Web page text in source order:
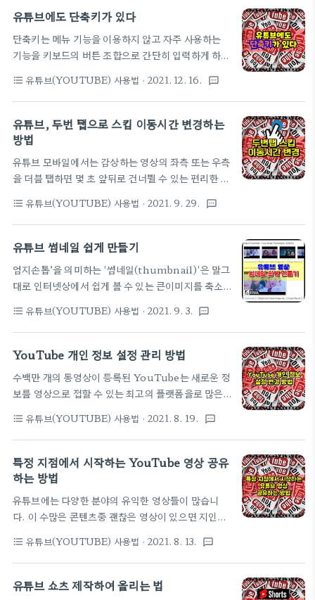
장을 중단하고 관리하는 방법 B.안드로이드 유튜브
앱에서 1. 시청기록 삭제하기 2...
메뉴 아래에서 선택한 채널의 동영상만 리스트 되며,
상 탭으로 이동하여 유사한 목록을 보는 것보다 매우
편리합니다. 또한, 선택된 채널의 프로필을 포함한 좀
더 다양한 채널의 정보를 보려면 선택한 채널의 동영
메뉴 우측의 '전체'를 선택하면 내가 구독하는 모든 채
널의 목록이 나타나며 이 목록들은 ..
유튜브에도 단축키가 있다
단축키는 메뉴 기능을 이용하지 않고 자주 사용하는
기능을 키보드의 버튼 조합으로 간단히 입력하게 하여
가 복사와 붙이기를 실행하는 Ctrl+C, Ctrl+V 입니
다. 이러한 단축키는 Ctrl+C, Ctrl+V 처럼 윈도우
환경의 모든 프로그램에 영향을 주는 것부터 프로그램
별로 별도로 지정된 단축키까지 다양한 방법으로 사용
주 이용하는 유튜브에서도 단축키를 활용하면 보다 효
과적인 콘텐츠 사용이 가능하답니다. 오늘은 유튜브
에서 사용가능한 단축키 리스트를 알려드립니다. 구
P(SHIFT+p) 다음 동영상 N(SHIFT+..
format_list_bulleted 유튜브(YOUTUBE) 사용법 · 2021. 12. 16. textsms
유튜브, 두번 탭으로 스킵 이동시간 변경하는
방법
유튜브 모바일에서는 감상하는 영상의 좌측 또는 우측
을 더블 탭하면 몇 초 앞뒤로 건너뛸 수 있는 편리한 기
상의 좌측을 더블탭하면 앞으로 10초 이동, 우측을 더
블탭하면 뒤로 10초 이동이 가능한데요. 이렇게 한번
에 건너 뛸 수 있는 시간은 기본적으로 10초로 설정이
다. 오늘은 유튜브 모바일에서 더블탭해여 건너뛸 수
있는 시간을 변경하는 방법을 소개합니다. 1. 유튜브
모바일에서 우측상단 '프로필 - 설정', 설정화면에서
료 ▼
format_list_bulleted 유튜브(YOUTUBE) 사용법 · 2021. 9. 29. textsms
유튜브 썸네일 쉽게 만들기
엄지손톱’을 의미하는 '썸네일(thumbnail)'은 말그
대로 인터넷상에서 쉽게 볼 수 있는 큰이미지를 축소
큰이미지나 동영상등을 직접 열람할때 소요되는 대역
폭과 다운로드 시간을 줄이는 것을 목적으로 열람전에
미리 썸네일로 불리는 '축소판 그림'을 통해 확인한후
도움을 주는데요. 오늘은 유튜브 영상을 자신의 홈페
이지나 블로그들에 소개할때 해당영상을 별도의 도구
로 캡쳐하고 편집하지 않고 온라인상에서 바로 '썸네
YouTube Video Thumbnail Image |
YouTube Video Thumbnai..
format_list_bulleted 유튜브(YOUTUBE) 사용법 · 2021. 9. 3. textsms
YouTube 개인 정보 설정 관리 방법
수백만 개의 동영상이 등록된 YouTube는 새로운 정
보를 영상으로 접할 수 있는 최고의 플랫폼을로 많은
을 YouTube사용에 시간을 할애하고 있습니다. 이
는 여러분의 정보가 그만큼 자주 노출이 될 수도 있다
는 의미이기도 한데요. 만약에 여러분이 YouTube
에서 당신의 계정을 보호하기를 원한다면, 지금 바로
은 YouTube에서 개인 정보 설정 관리 방법을 소개
합니다. ■ 윈도우 - YouTube 웹사이트에서 1. 유튜
브 웹 사이트를 열고 로그인 - 왼쪽 상단 메뉴 아이콘
정보의 공개여부를 설..
format_list_bulleted 유튜브(YOUTUBE) 사용법 · 2021. 8. 19. textsms
특정 지점에서 시작하는 YouTube 영상 공유
하는 방법
유튜브에는 다양한 분야의 유익한 영상들이 많습니
다. 이 수많은 콘텐츠중 괜찮은 영상이 있으면 지인이
를 한 영상이 길어 '영상의 특정 시간부터 공유를 할 수
있는 방법이 없을까?'라는 의문이 생겨 확인을 해보
니, 다행이 쉬운 방법을 찾았습니다. 오늘은 특정 지점
format_list_bulleted 유튜브(YOUTUBE) 사용법 · 2021. 8. 13. textsms
유튜브 쇼츠 제작하여 올리는 법